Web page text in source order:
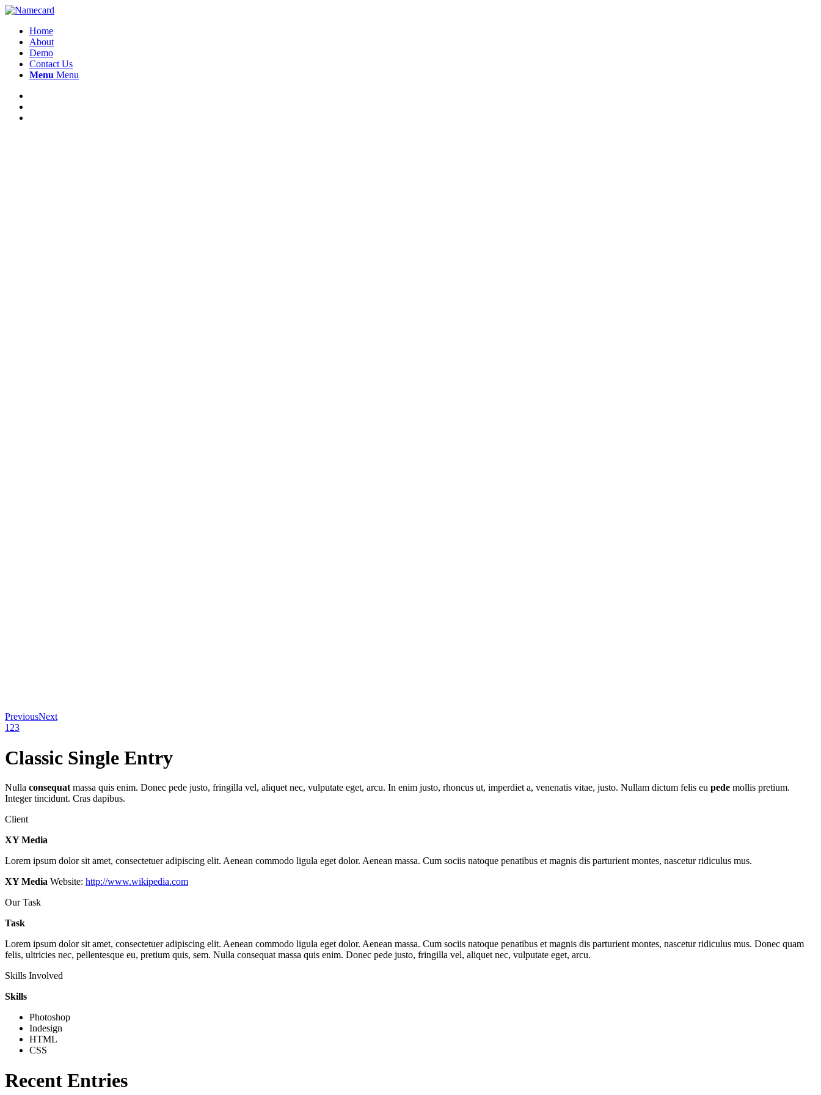
Home
About
Demo
Contact Us
Menu Menu
PreviousNext
1 23
Classic Single Entry
Nulla consequat massa quis enim. Donec pede justo, fringilla vel, aliquet nec, vulputate eget, arcu. In enim justo, rhoncus ut, imperdiet a, venenatis vitae, justo. Nullam dictum felis eu pede mollis pretium.
Integer tincidunt. Cras dapibus.
Client
XY Media
Lorem ipsum dolor sit amet, consectetuer adipiscing elit. Aenean commodo ligula eget dolor. Aenean massa. Cum sociis natoque penatibus et magnis dis parturient montes, nascetur ridiculus mus.
XY Media Website: http://www.wikipedia.com
Our Task
Task
Lorem ipsum dolor sit amet, consectetuer adipiscing elit. Aenean commodo ligula eget dolor. Aenean massa. Cum sociis natoque penatibus et magnis dis parturient montes, nascetur ridiculus mus. Donec quam
felis, ultricies nec, pellentesque eu, pretium quis, sem. Nulla consequat massa quis enim. Donec pede justo, fringilla vel, aliquet nec, vulputate eget, arcu.
Skills Involved
Skills
Photoshop
Indesign
HTML
CSS
Recent Entries